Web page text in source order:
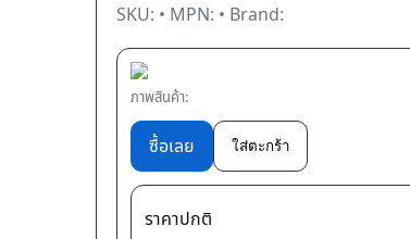
SKU: • MPN: • Brand:
ภาพสินค้า:
ซื้อเลย ใส่ตะกร้า
ราคาปกติ